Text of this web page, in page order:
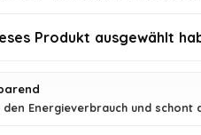
Produkt ausgewählt
den Energieverbrauch und schont